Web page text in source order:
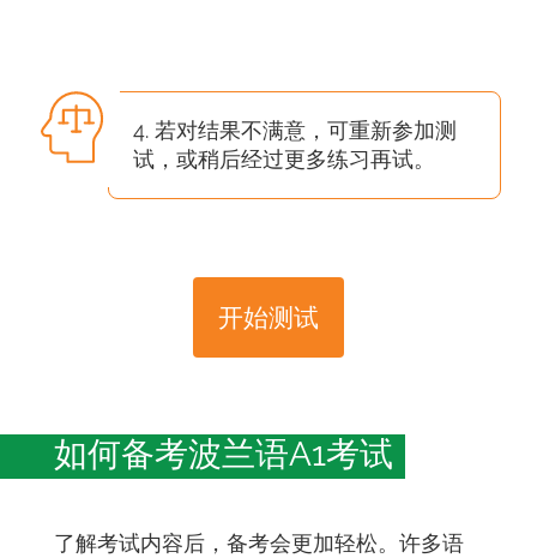
4. 若对结果不满意，可重新参加测
试，或稍后经过更多练习再试。
开始测试
如何备考波兰语A1考试
了解考试内容后，备考会更加轻松。许多语